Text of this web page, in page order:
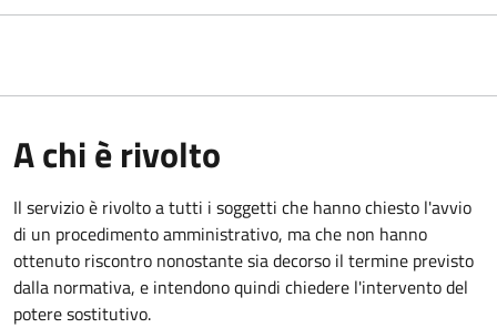
A chi è rivolto
Il servizio è rivolto a tutti i soggetti che hanno chiesto l'avvio
di un procedimento amministrativo, ma che non hanno
ottenuto riscontro nonostante sia decorso il termine previsto
dalla normativa, e intendono quindi chiedere l'intervento del
potere sostitutivo.